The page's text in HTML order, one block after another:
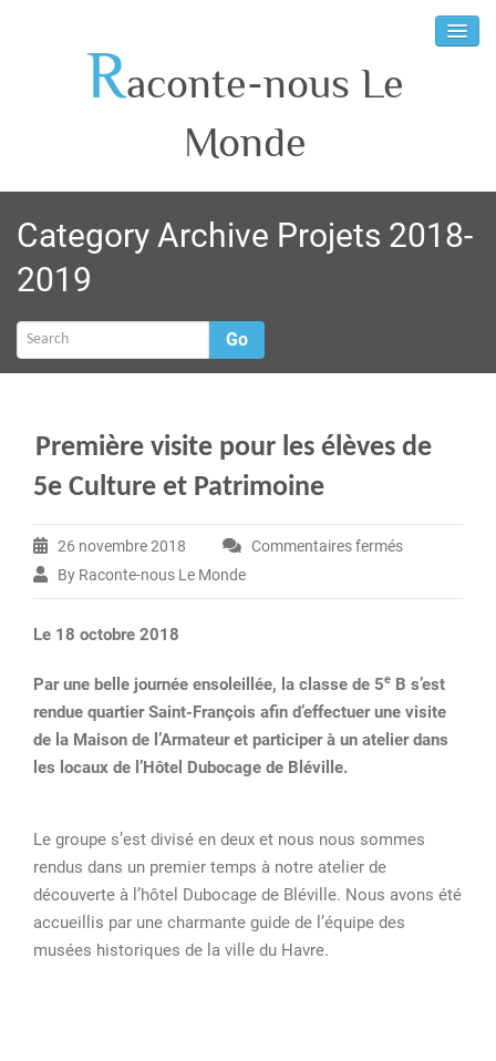
Raconte-nous Le
Monde
Category Archive Projets 2018-
2019
Go
Première visite pour les élèves de
5e Culture et Patrimoine
26 novembre 2018 Commentaires ferméssur
élèves
de
5e
By Raconte-nous Le Monde
Le 18 octobre 2018
Par une belle journée ensoleillée, la classe de 5e B s’est
rendue quartier Saint-François afin d’effectuer une visite
de la Maison de l’Armateur et participer à un atelier dans
les locaux de l’Hôtel Dubocage de Bléville.
Le groupe s’est divisé en deux et nous nous sommes
rendus dans un premier temps à notre atelier de
découverte à l’hôtel Dubocage de Bléville. Nous avons été
accueillis par une charmante guide de l’équipe des
musées historiques de la ville du Havre.